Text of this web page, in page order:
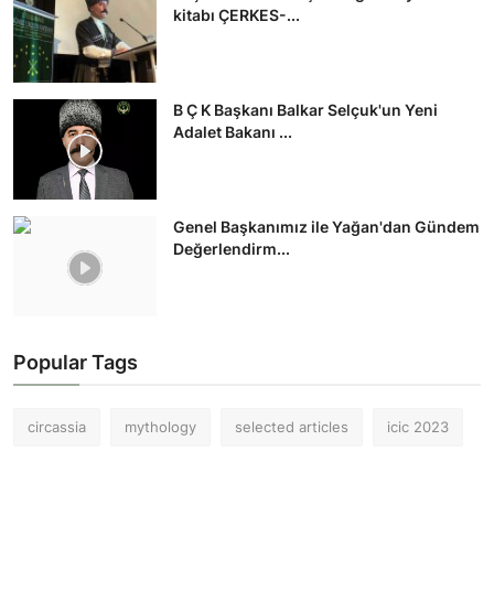
kitabı ÇERKES-...
B Ç K Başkanı Balkar Selçuk'un Yeni
Adalet Bakanı ...
Genel Başkanımız ile Yağan'dan Gündem
Değerlendirm...
Popular Tags
circassia mythology selected articles icic 2023